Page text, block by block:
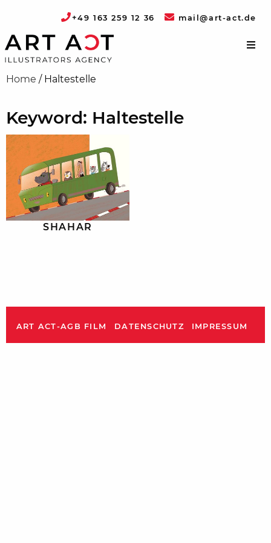
+49 163 259 12 36 mail@art-act.de
Home / Haltestelle
Keyword: Haltestelle
SHAHAR
ART ACT-AGB FILM DATENSCHUTZ IMPRESSUM